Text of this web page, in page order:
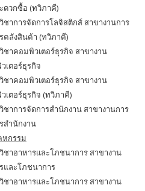
ดวกซื้อ (ทวิภาคี)
ชาการจัดการโลจิสติกส์ สาขางานการ
คลังสินค้า (ทวิภาคี)
ชาคอมพิวเตอร์ธุรกิจ สาขางาน
เตอร์ธุรกิจ
ชาคอมพิวเตอร์ธุรกิจ สาขางาน
เตอร์ธุรกิจ (ทวิภาคี)
ชาการจัดการสำนักงาน สาขางานการ
สำนักงาน
หกรรม
ชาอาหารและโภชนาการ สาขางาน
และโภชนาการ
ชาอาหารและโภชนาการ สาขางาน